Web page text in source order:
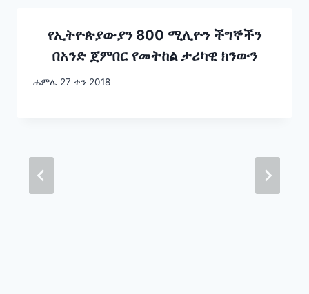
የኢትዮጵያውያን 800 ሚሊዮን ችግኞችን
በአንድ ጀምበር የመትከል ታሪካዊ ክንውን
ሐምሌ 27 ቀን 2018